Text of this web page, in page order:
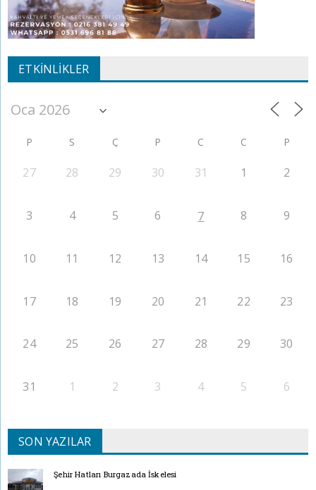
ETKINLIKLER
P S Ç P C C P
27 28 29 30 31 1 2
3 4 5 6 7 8 9
10 11 12 13 14 15 16
17 18 19 20 21 22 23
24 25 26 27 28 29 30
31 1 2 3 4 5 6
SON YAZILAR
Şehir Hatları Burgazada İskelesi